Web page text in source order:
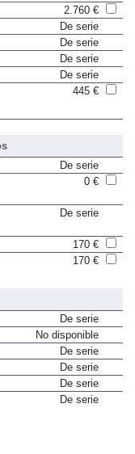
Sólo en paquete
2.760 €
De serie
De serie
De serie
De serie
De serie
170 €
De serie
No disponible
De serie
De serie
De serie